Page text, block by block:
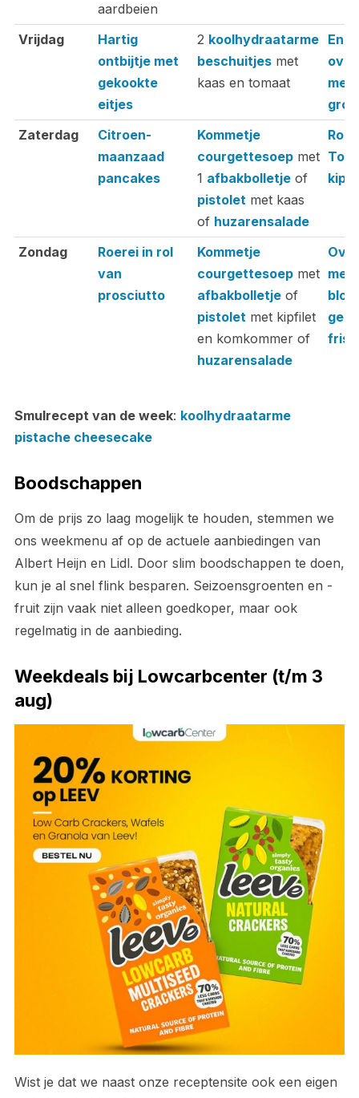
aardbeien
Vrijdag
Hartig
ontbijtje met
gekookte
eitjes
2 koolhydraatarme
beschuitjesmet
kaas en tomaat
met
Zaterdag
Citroen-
maanzaad
pancakes
Kommetje
courgettesoepmet
1 afbakbolletjeof
pistoletmet kaas
of huzarensalade
kip
Zondag
Roerei in rol
van
prosciutto
Kommetje
courgettesoepmet
afbakbolletjeof
pistoletmet kipfilet
en komkommer of
huzarensalade
met
Smulrecept van de week: koolhydraatarme
pistache cheesecake
Boodschappen
Om de prijs zo laag mogelijk te houden, stemmen we
ons weekmenu af op de actuele aanbiedingen van
Albert Heijn en Lidl. Door slim boodschappen te doen,
kun je al snel flink besparen. Seizoensgroenten en -
fruit zijn vaak niet alleen goedkoper, maar ook
regelmatig in de aanbieding.
Weekdeals bij Lowcarbcenter (t/m 3
aug)
Wist je dat we naast onze receptensite ook een eigen